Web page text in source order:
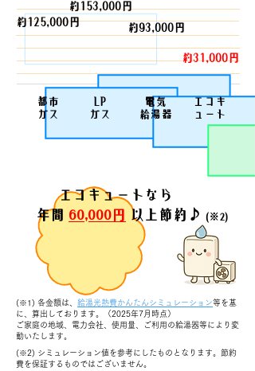
​都市
ガス
LP
ガス
​電気
給湯器
エコキ
ュート
約125,000円
約153,000円
約93,000円
約31,000円
エコキュートなら
年間 60,000円 以上節約♪ (※2)
(※1) 各金額は、 給湯光熱費かんたんシミュレーション等を基
に、算出しております。（2025年7月時点）
ご家庭の地域、電力会社、使用量、ご利用の給湯器等により変
動いたします。
(※2) シミュレーション値を参考にしたものとなります。節約
費を保証するものではございません。